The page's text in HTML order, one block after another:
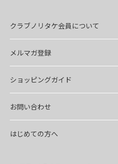
クラブノリタケ会員について
メルマガ登録
ショッピングガイド
お問い合わせ
はじめての方へ